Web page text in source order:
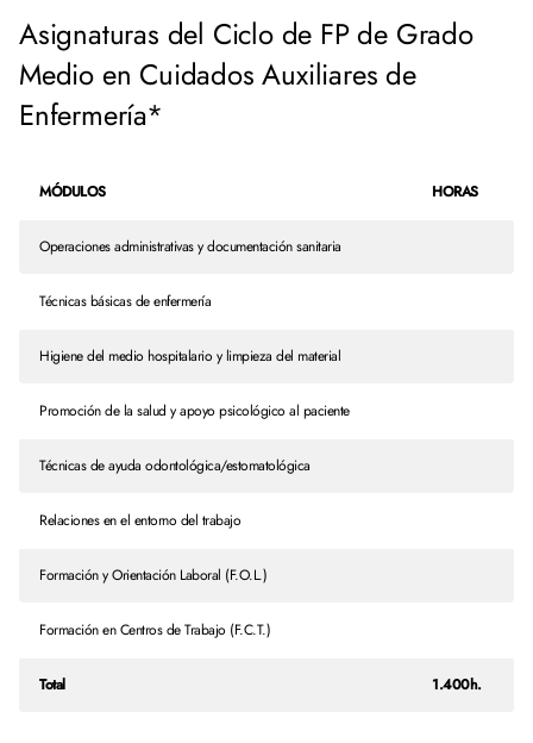
Asignaturas del Ciclo de FP de Grado
Medio en Cuidados Auxiliares de
Enfermería*
MÓDULOS HORAS
Operaciones administrativas y documentación sanitaria
Técnicas básicas de enfermería
Higiene del medio hospitalario y limpieza del material
Promoción de la salud y apoyo psicológico al paciente
Técnicas de ayuda odontológica/estomatológica
Relaciones en el entorno del trabajo
Formación y Orientación Laboral (F.O.L.)
Formación en Centros de Trabajo (F.C.T.)
Total 1.400h.